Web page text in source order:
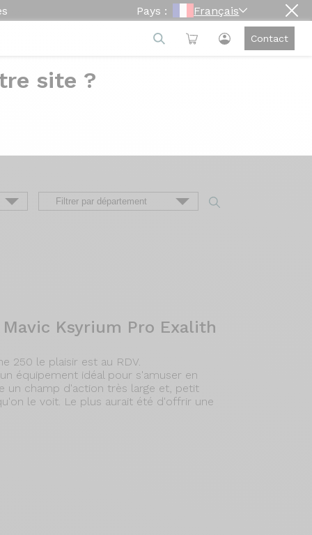
Pays : Français
Contact
site ?
du vélo à sa livraison, en passant
Ksyrium Pro Exalith
250 le plaisir est au RDV.
équipement idéal pour s'amuser en
un champ d'action très large et, petit
le voit. Le plus aurait été d'offrir une